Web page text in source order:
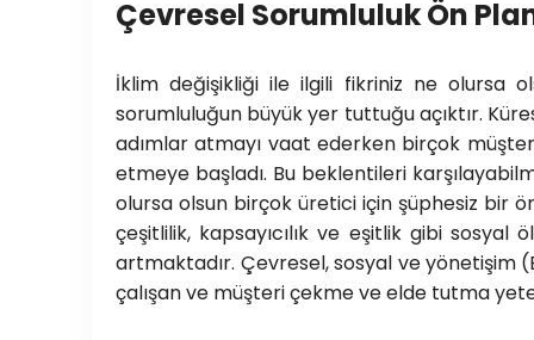
Çevresel Sorumluluk Ön
İklim değişikliği ile ilgili fikriniz ne olursa
sorumluluğun büyük yer tuttuğu açıktır.
adımlar atmayı vaat ederken birçok
etmeye başladı. Bu beklentileri
olursa olsun birçok üretici için şüphesiz bir
çeşitlilik, kapsayıcılık ve eşitlik gibi
artmaktadır. Çevresel, sosyal ve
çalışan ve müşteri çekme ve elde tutma